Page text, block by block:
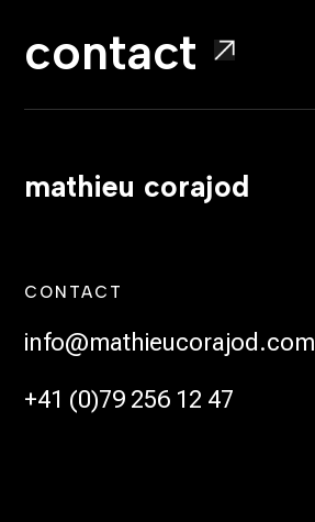
contact
mathieu corajod
CONTACT
info@mathieucorajod.com
+41 (0)79 256 12 47